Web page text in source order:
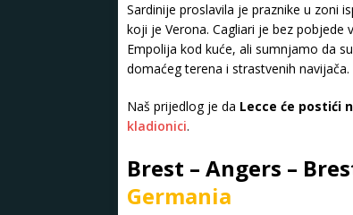
Sardinije proslavila je praznike u zoni
koji je Verona. Cagliari je bez
Empolija kod kuće, ali sumnjamo da
domaćeg terena i strastvenih navijača.
Naš prijedlog je da Lecce će postići
kladionici.
Brest – Angers –
Germania